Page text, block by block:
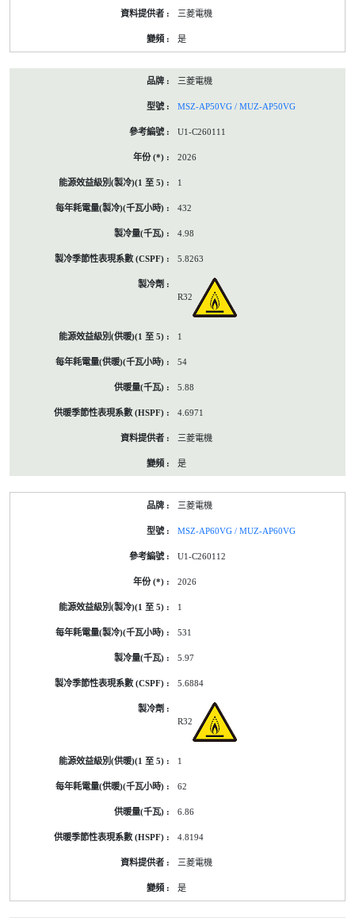
三菱電機
是
三菱電機
MSZ-AP50VG / MUZ-AP50VG
U1-C260111
2026
1
432
4.98
5.8263
R32
1
54
5.88
4.6971
三菱電機
是
三菱電機
MSZ-AP60VG / MUZ-AP60VG
U1-C260112
2026
1
531
5.97
5.6884
R32
1
62
6.86
4.8194
三菱電機
是